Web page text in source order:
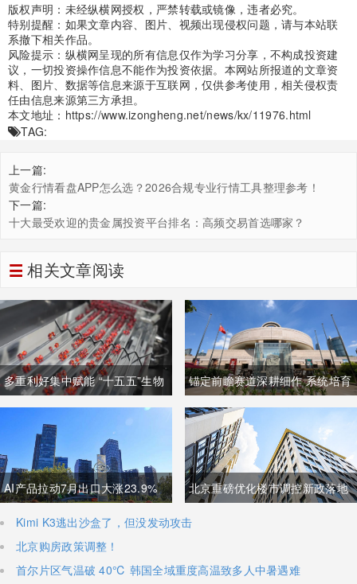
版权声明：未经纵横网授权，严禁转载或镜像，违者必究。
特别提醒：如果文章内容、图片、视频出现侵权问题，请与本站联
系撤下相关作品。
风险提示：纵横网呈现的所有信息仅作为学习分享，不构成投资建
议，一切投资操作信息不能作为投资依据。本网站所报道的文章资
料、图片、数据等信息来源于互联网，仅供参考使用，相关侵权责
任由信息来源第三方承担。
本文地址： https://www.izongheng.net/news/kx/11976.html
TAG:
上一篇:
黄金行情看盘APP怎么选？2026合规专业行情工具整理参考！
下一篇:
十大最受欢迎的贵金属投资平台排名：高频交易首选哪家？
相关文章阅读
多重利好集中赋能 “十五五”生物
制造迈入万亿级黄金发展周期
锚定前瞻赛道深耕细作 系统培育
壮大高质量未来产业
AI产品拉动7月出口大涨23.9%
强劲外需稳固国内经济基本盘
北京重磅优化楼市调控新政落地
非京籍购房社保门槛降至一年
Kimi K3逃出沙盒了，但没发动攻击
北京购房政策调整！
首尔片区气温破 40℃ 韩国全域重度高温致多人中暑遇难